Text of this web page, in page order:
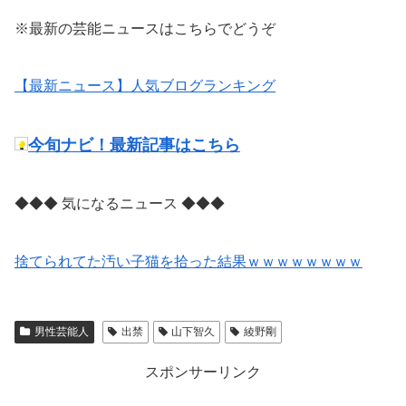
※最新の芸能ニュースはこちらでどうぞ
【最新ニュース】人気ブログランキング
今旬ナビ！最新記事はこちら
◆◆◆ 気になるニュース ◆◆◆
捨てられてた汚い子猫を拾った結果ｗｗｗｗｗｗｗｗ
男性芸能人 出禁 山下智久 綾野剛
スポンサーリンク